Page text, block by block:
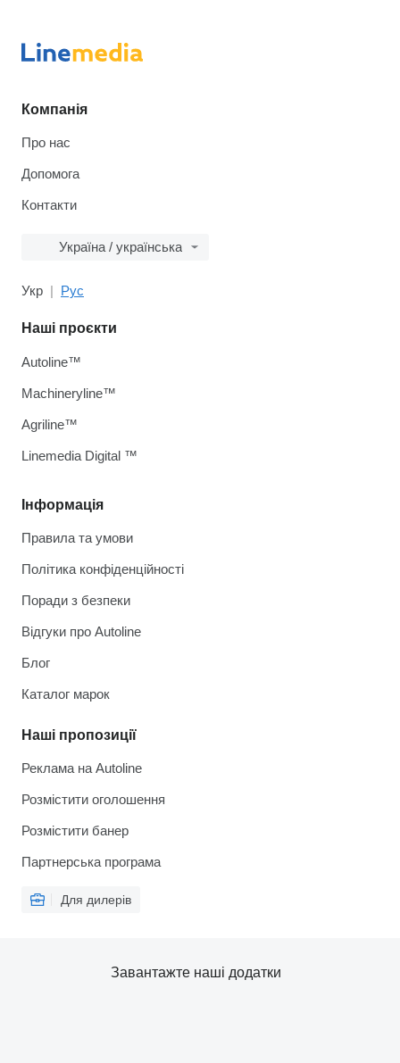
Компанія
Про нас
Допомога
Контакти
Україна / українська
Укр Рус
Інформація
Правила та умови
Політика конфіденційності
Поради з безпеки
Відгуки про Autoline
Блог
Каталог марок
Наші пропозиції
Реклама на Autoline
Розмістити оголошення
Розмістити банер
Партнерська програма
Для дилерів
Наші проєкти
Autoline™
Machineryline™
Agriline™
Linemedia Digital ™
Завантажте наші додатки